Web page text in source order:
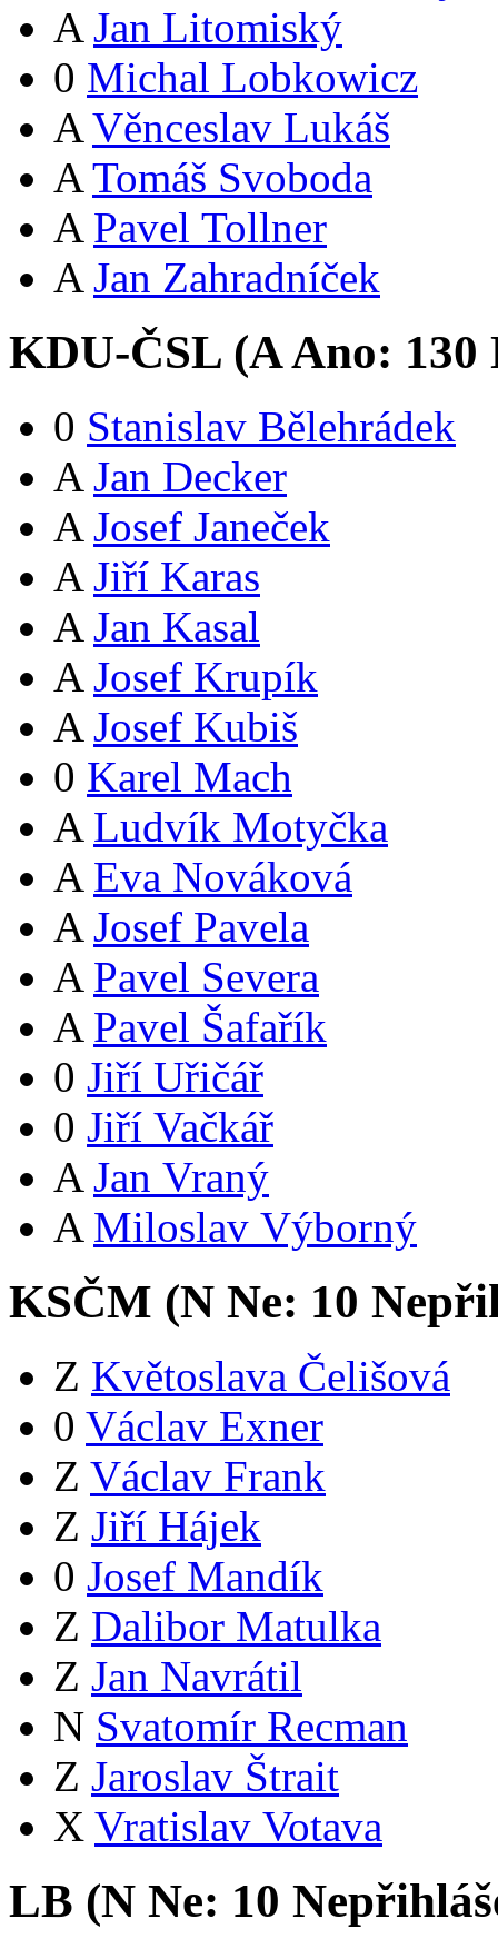
A Jan Litomiský
0 Michal Lobkowicz
A Věnceslav Lukáš
A Tomáš Svoboda
A Pavel Tollner
A Jan Zahradníček
KDU-ČSL (AAno: 130
0 Stanislav Bělehrádek
A Jan Decker
A Josef Janeček
A Jiří Karas
A Jan Kasal
A Josef Krupík
A Josef Kubiš
0 Karel Mach
A Ludvík Motyčka
A Eva Nováková
A Josef Pavela
A Pavel Severa
A Pavel Šafařík
0 Jiří Uřičář
0 Jiří Vačkář
A Jan Vraný
A Miloslav Výborný
KSČM (N Ne: 10
Z Květoslava Čelišová
0 Václav Exner
Z Václav Frank
Z Jiří Hájek
0 Josef Mandík
Z Dalibor Matulka
Z Jan Navrátil
N Svatomír Recman
Z Jaroslav Štrait
X Vratislav Votava
LB (N Ne: 10